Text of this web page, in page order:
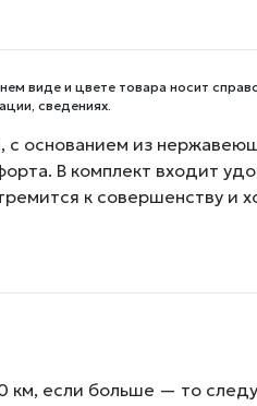
виде и цвете товара носит
сведениях.
основанием из
В комплект входит
к совершенству и
если больше — то